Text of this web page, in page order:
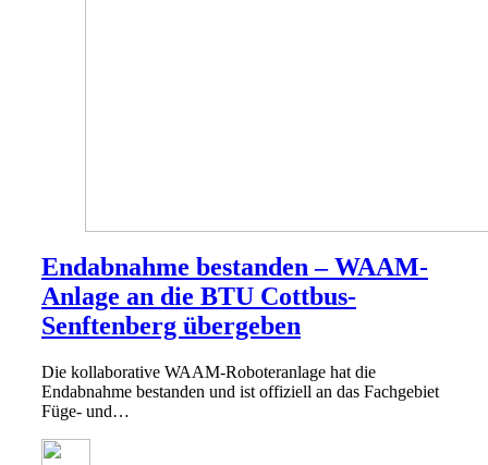
Endabnahme bestanden – WAAM-
Anlage an die BTU Cottbus-
Senftenberg übergeben
Die kollaborative WAAM-Roboteranlage hat die
Endabnahme bestanden und ist offiziell an das Fachgebiet
Füge- und…